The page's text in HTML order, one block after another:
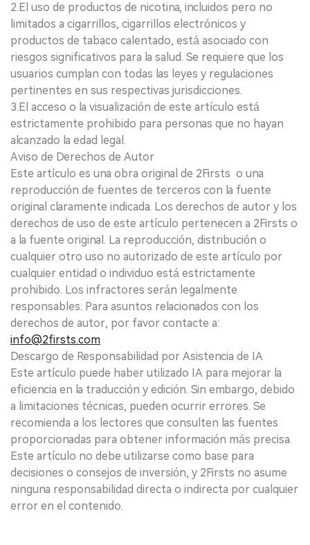
2.El uso de productos de nicotina, incluidos pero no
limitados a cigarrillos, cigarrillos electrónicos y
productos de tabaco calentado, está asociado con
riesgos significativos para la salud. Se requiere que los
usuarios cumplan con todas las leyes y regulaciones
pertinentes en sus respectivas jurisdicciones.
3.El acceso o la visualización de este artículo está
estrictamente prohibido para personas que no hayan
alcanzado la edad legal.
Aviso de Derechos de Autor
Este artículo es una obra original de 2Firsts o una
reproducción de fuentes de terceros con la fuente
original claramente indicada. Los derechos de autor y los
derechos de uso de este artículo pertenecen a 2Firsts o
a la fuente original. La reproducción, distribución o
cualquier otro uso no autorizado de este artículo por
cualquier entidad o individuo está estrictamente
prohibido. Los infractores serán legalmente
responsables. Para asuntos relacionados con los
derechos de autor, por favor contacte a:
info@2firsts.com
Descargo de Responsabilidad por Asistencia de IA
Este artículo puede haber utilizado IA para mejorar la
eficiencia en la traducción y edición. Sin embargo, debido
a limitaciones técnicas, pueden ocurrir errores. Se
recomienda a los lectores que consulten las fuentes
proporcionadas para obtener información más precisa.
Este artículo no debe utilizarse como base para
decisiones o consejos de inversión, y 2Firsts no asume
ninguna responsabilidad directa o indirecta por cualquier
error en el contenido.